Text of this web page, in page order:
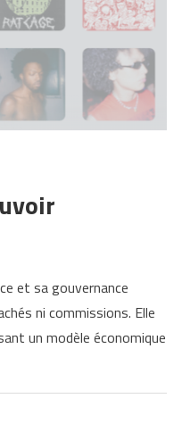
et sa gouvernance
ni commissions. Elle
un modèle économique